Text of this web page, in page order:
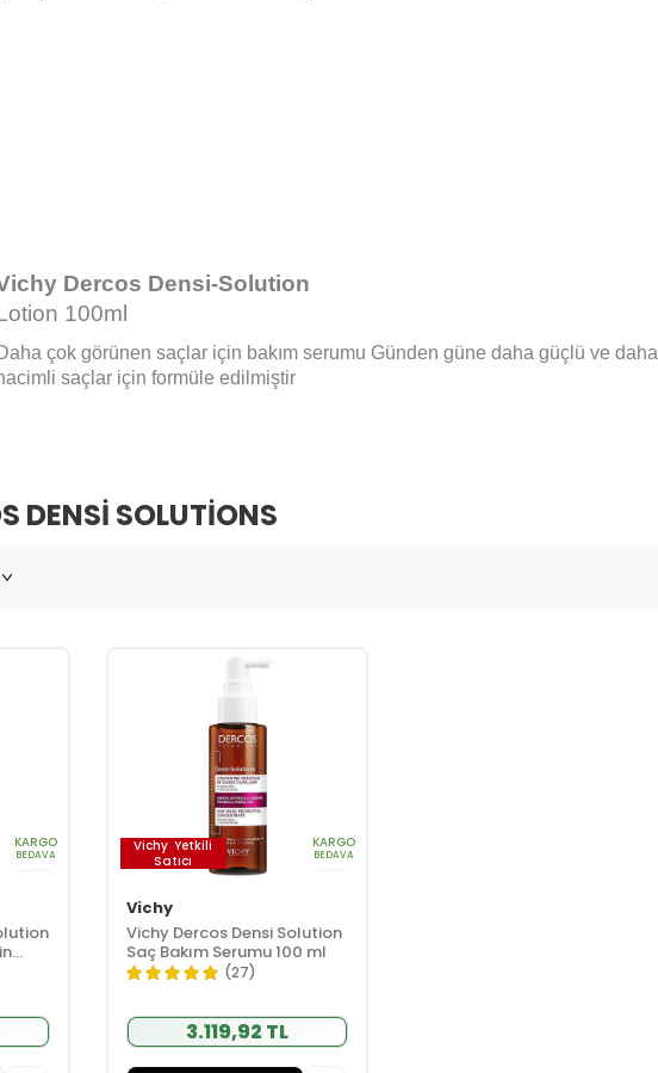
Dercos Densi-Solution
100ml
çok görünen saçlar için bakım serumu Günden güne daha güçlü ve daha
saçlar için formüle edilmiştir
DENSI SOLUTIONS
KARGO
BEDAVA
Vichy Yetkili
Satıcı
KARGO
BEDAVA
Vichy
Vichy Dercos Densi Solution
Saç Bakım Serumu 100 ml
(27)
3.119,92 TL